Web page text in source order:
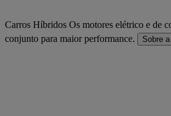
Carros Híbridos Os motores elétrico e de
conjunto para maior performance.
Sobre